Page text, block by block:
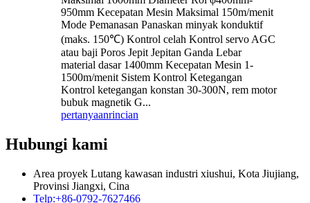
950mm Kecepatan Mesin Maksimal 150m/menit
Mode Pemanasan Panaskan minyak konduktif
(maks. 150℃) Kontrol celah Kontrol servo AGC
atau baji Poros Jepit Jepitan Ganda Lebar
material dasar 1400mm Kecepatan Mesin 1-
1500m/menit Sistem Kontrol Ketegangan
Kontrol ketegangan konstan 30-300N, rem motor
bubuk magnetik G...
pertanyaanrincian
Hubungi kami
Area proyek Lutang kawasan industri xiushui, Kota Jiujiang,
Provinsi Jiangxi, Cina
Telp:+86-0792-7627466